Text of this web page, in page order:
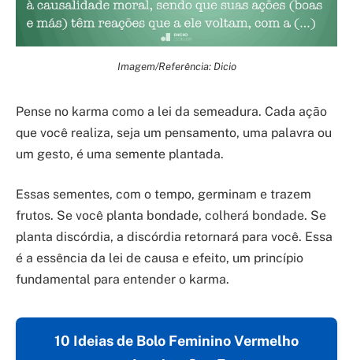
Imagem/Referência: Dicio
Pense no karma como a lei da semeadura. Cada ação
que você realiza, seja um pensamento, uma palavra ou
um gesto, é uma semente plantada.
Essas sementes, com o tempo, germinam e trazem
frutos. Se você planta bondade, colherá bondade. Se
planta discórdia, a discórdia retornará para você. Essa
é a essência da lei de causa e efeito, um princípio
fundamental para entender o karma.
10 Ideias de Bolo Feminino Vermelho